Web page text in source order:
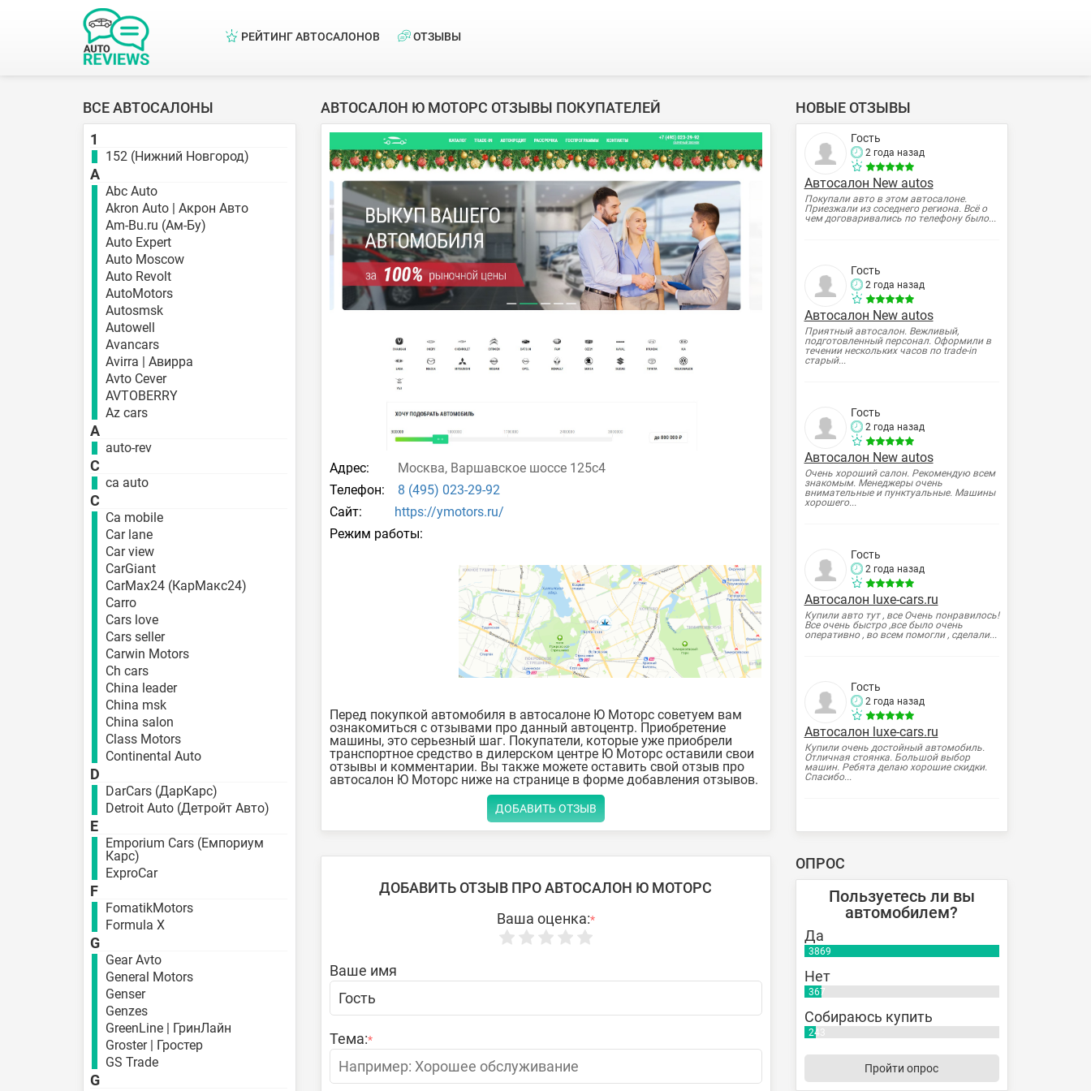
РЕЙТИНГ АВТОСАЛОНОВ ОТЗЫВЫ
ВСЕ АВТОСАЛОНЫ
1
152 (Нижний Новгород)
A
Abc Auto
Akron Auto | Акрон Авто
Am-Bu.ru (Ам-Бу)
Auto Expert
Auto Moscow
Auto Revolt
AutoMotors
Autosmsk
Autowell
Avancars
Avirra | Авирра
Avto Cever
AVTOBERRY
Az cars
A
auto-rev
C
ca auto
C
Ca mobile
Car lane
Car view
CarGiant
CarMax24 (КарМакс24)
Carro
Cars love
Cars seller
Carwin Motors
Ch cars
China leader
China msk
China salon
Class Motors
Continental Auto
D
DarCars (ДарКарс)
Detroit Auto (Детройт Авто)
E
Emporium Cars (Емпориум
Карс)
ExproCar
F
FomatikMotors
Formula X
G
Gear Avto
General Motors
Genser
Genzes
GreenLine | ГринЛайн
Groster | Гростер
GS Trade
G
АВТОСАЛОН Ю МОТОРС ОТЗЫВЫ ПОКУПАТЕЛЕЙ
Адрес:
Москва, Варшавское шоссе 125с4
Телефон:
8 (495) 023-29-92
Сайт:
https://ymotors.ru/
Режим работы:
Перед покупкой автомобиля в автосалоне Ю Моторс советуем вам
ознакомиться с отзывами про данный автоцентр. Приобретение
машины, это серьезный шаг. Покупатели, которые уже приобрели
транспортное средство в дилерском центре Ю Моторс оставили свои
отзывы и комментарии. Вы также можете оставить свой отзыв про
автосалон Ю Моторс ниже на странице в форме добавления отзывов.
ДОБАВИТЬ ОТЗЫВ
ДОБАВИТЬ ОТЗЫВ ПРО АВТОСАЛОН Ю МОТОРС
Ваша оценка:*
Ваше имя
Тема:*
НОВЫЕ ОТЗЫВЫ
Гость
2 года назад
Автосалон New autos
Покупали авто в этом автосалоне.
Приезжали из соседнего региона. Всё о
чем договаривались по телефону было...
Гость
2 года назад
Автосалон New autos
Приятный автосалон. Вежливый,
подготовленный персонал. Оформили в
течении нескольких часов по trade-in
старый...
Гость
2 года назад
Автосалон New autos
Очень хороший салон. Рекомендую всем
знакомым. Менеджеры очень
внимательные и пунктуальные. Машины
хорошего...
Гость
2 года назад
Автосалон luxe-cars.ru
Купили авто тут , все Очень понравилось!
Все очень быстро ,все было очень
оперативно , во всем помогли , сделали...
Гость
2 года назад
Автосалон luxe-cars.ru
Купили очень достойный автомобиль.
Отличная стоянка. Большой выбор
машин. Ребята делаю хорошие скидки.
Спасибо...
ОПРОС
Пользуетесь ли вы
автомобилем?
Да
3869
Нет
367
Собираюсь купить
243
Пройти опрос